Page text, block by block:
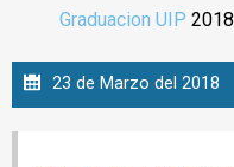
Graduacion UIP 2018
23 de Marzo del 2018